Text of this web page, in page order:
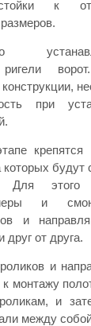
к
ригели
при
крепятся
будут
Для этого
и
и
друг от друга.
и
монтажу
и
между